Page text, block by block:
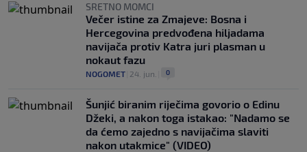
SRETNO MOMCI
Večer istine za Zmajeve: Bosna i
Hercegovina predvođena hiljadama
navijača protiv Katra juri plasman u
nokaut fazu
NOGOMET 24. jun. 0
Šunjić biranim riječima govorio o Edinu
Džeki, a nakon toga istakao: "Nadamo se
da ćemo zajedno s navijačima slaviti
nakon utakmice" (VIDEO)